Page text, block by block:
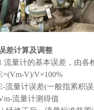
差计算及调整
流量计的基本误差，由各
V)/V×100%
流量计误差(一般指累积
流量计测得值